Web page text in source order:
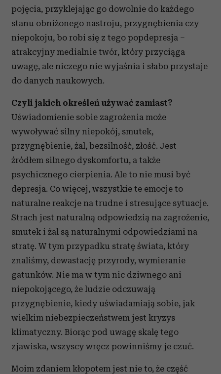
pojęcia, przyklejając go dowolnie do każdego
stanu obniżonego nastroju, przygnębienia czy
niepokoju, bo robi się z tego pop­depresja –
atrakcyjny medialnie twór, który przyciąga
uwagę, ale niczego nie wyjaśnia i słabo przystaje
do danych naukowych.
Czyli jakich określeń używać zamiast?
Uświadomienie sobie zagrożenia może
wywoływać silny niepokój, smutek,
przygnębienie, żal, bezsilność, złość. Jest
źródłem silnego dyskomfortu, a także
psychicznego cierpienia. Ale to nie musi być
depresja. Co więcej, wszystkie te emocje to
naturalne reakcje na trudne i stresujące sytuacje.
Strach jest naturalną odpowiedzią na zagrożenie,
smutek i żal są naturalnymi odpowiedziami na
stratę. W tym przypadku stratę świata, który
znaliśmy, dewastację przyrody, wymieranie
gatunków. Nie ma w tym nic dziwnego ani
niepokojącego, że ludzie odczuwają
przygnębienie, kiedy uświadamiają sobie, jak
wielkim niebezpieczeństwem jest kryzys
klimatyczny. Biorąc pod uwagę skalę tego
zjawiska, wszyscy wręcz powinniśmy je czuć.
Moim zdaniem kłopotem jest nie to, że część